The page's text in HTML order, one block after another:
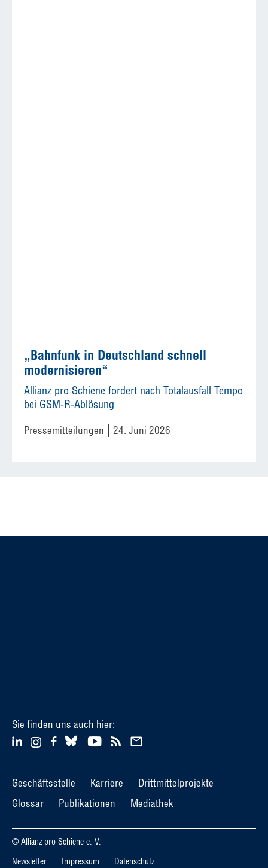
„Bahnfunk in Deutschland schnell
modernisieren“
Allianz pro Schiene fordert nach Totalausfall Tempo
bei GSM-R-Ablösung
Pressemitteilungen 24. Juni 2026
Sie finden uns auch hier:
Geschäftsstelle Karriere
Drittmittelprojekte
Glossar
Publikationen Mediathek
© Allianz pro Schiene e. V.
Newsletter
Impressum Datenschutz